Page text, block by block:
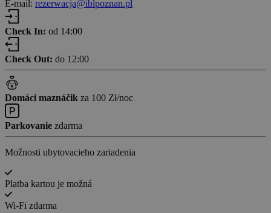
E-mail: rezerwacja@iblpoznan.pl
Check In: od 14:00
Check Out: do 12:00
Domáci maznáčik za 100 Zł/noc
Parkovanie zdarma
Možnosti ubytovacieho zariadenia
Platba kartou je možná
Wi-Fi zdarma